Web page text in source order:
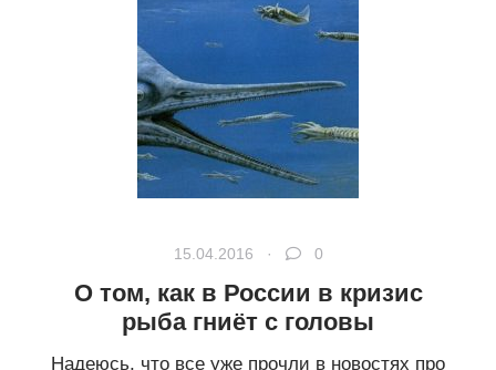
15.04.2016 · 0
О том, как в России в кризис
рыба гниёт с головы
Надеюсь, что все уже прочли в новостях про